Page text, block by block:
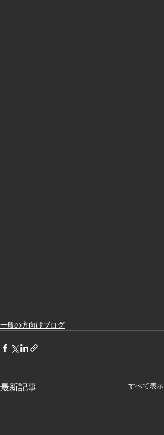
一般の方向けブログ
最新記事 すべて表示